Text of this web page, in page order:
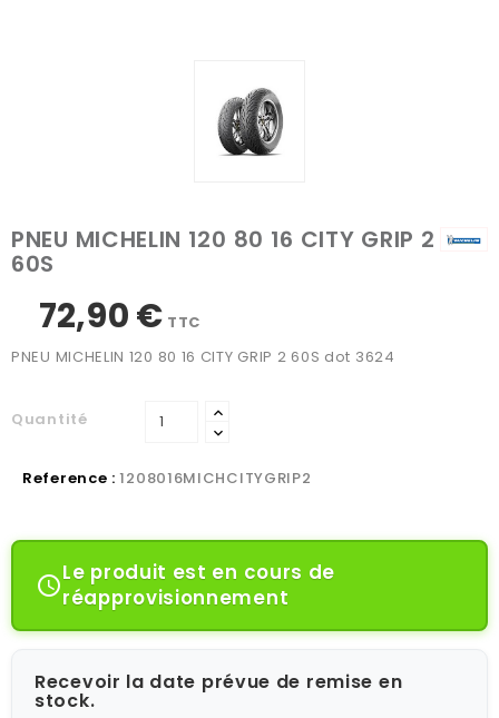
PNEU MICHELIN 120 80 16 CITY GRIP 2
60S
72,90 € TTC
PNEU MICHELIN 120 80 16 CITY GRIP 2 60S dot 3624
Quantité
Reference : 1208016MICHCITYGRIP2
Le produit est en cours de
réapprovisionnement
Recevoir la date prévue de remise en
stock.